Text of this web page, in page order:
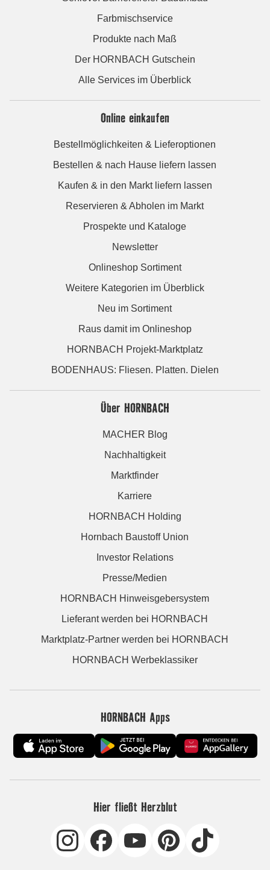
Farbmischservice
Produkte nach Maß
Der HORNBACH Gutschein
Alle Services im Überblick
Online einkaufen
Bestellmöglichkeiten & Lieferoptionen
Bestellen & nach Hause liefern lassen
Kaufen & in den Markt liefern lassen
Reservieren & Abholen im Markt
Prospekte und Kataloge
Newsletter
Onlineshop Sortiment
Weitere Kategorien im Überblick
Neu im Sortiment
Raus damit im Onlineshop
HORNBACH Projekt-Marktplatz
BODENHAUS: Fliesen. Platten. Dielen
Über HORNBACH
MACHER Blog
Nachhaltigkeit
Marktfinder
Karriere
HORNBACH Holding
Hornbach Baustoff Union
Investor Relations
Presse/Medien
HORNBACH Hinweisgebersystem
Lieferant werden bei HORNBACH
Marktplatz-Partner werden bei HORNBACH
HORNBACH Werbeklassiker
HORNBACH Apps
Hier fließt Herzblut